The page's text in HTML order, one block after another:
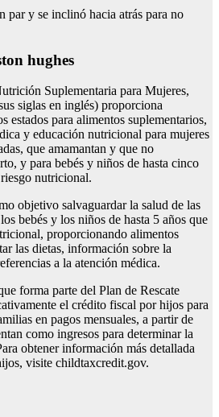
par y se inclinó hacia atrás para no
hughes
Suplementaria para Mujeres,
siglas en inglés) proporciona
estados para alimentos suplementarios,
y educación nutricional para mujeres
que amamantan y que no
y para bebés y niños de hasta cinco
nutricional.
objetivo salvaguardar la salud de las
bebés y los niños de hasta 5 años que
proporcionando alimentos
las dietas, información sobre la
a la atención médica.
forma parte del Plan de Rescate
el crédito fiscal por hijos para
en pagos mensuales, a partir de
como ingresos para determinar la
obtener información más detallada
visite childtaxcredit.gov.